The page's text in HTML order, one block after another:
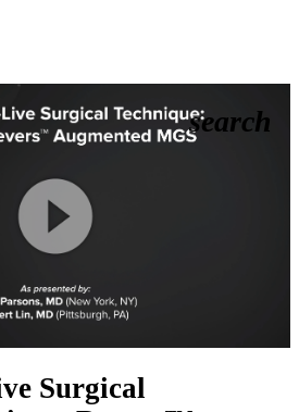
search
Play
Video
Surgical